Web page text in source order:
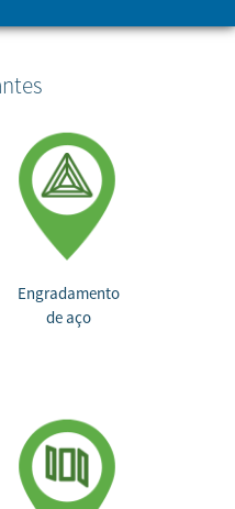
Engradamento
de aço